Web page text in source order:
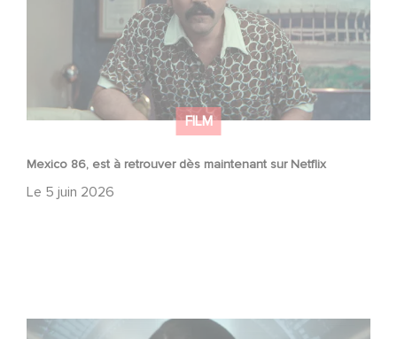
FILM
Mexico 86, est à retrouver dès maintenant sur Netflix
Le 5 juin 2026
La nouvelle production Gaumont USA : « Futuro Desierto